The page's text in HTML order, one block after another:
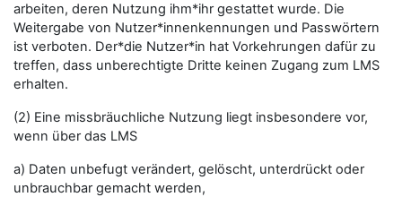
arbeiten, deren Nutzung ihm*ihr gestattet wurde. Die
Weitergabe von Nutzer*innenkennungen und Passwörtern
ist verboten. Der*die Nutzer*in hat Vorkehrungen dafür zu
treffen, dass unberechtigte Dritte keinen Zugang zum LMS
erhalten.
(2) Eine missbräuchliche Nutzung liegt insbesondere vor,
wenn über das LMS
a) Daten unbefugt verändert, gelöscht, unterdrückt oder
unbrauchbar gemacht werden,